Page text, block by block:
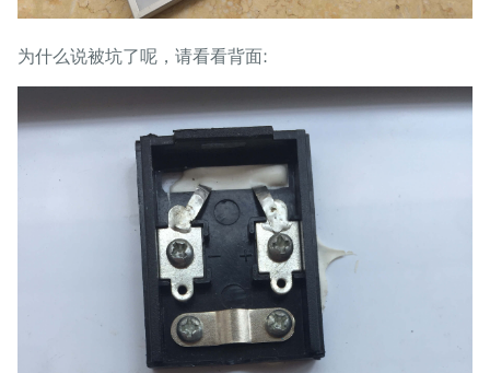
为什么说被坑了呢，请看看背面: